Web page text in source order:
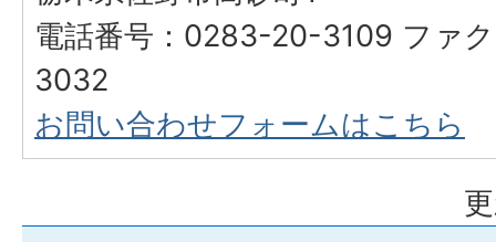
電話番号：0283-20-3109 ファ
3032
お問い合わせフォームはこちら